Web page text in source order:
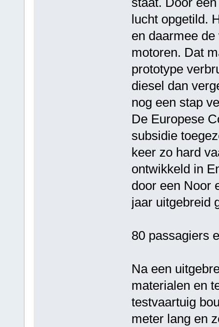
lucht opgetild.
en daarmee
motoren. Dat
prototype
diesel dan
nog een stap
De Europese
subsidie
keer zo hard
ontwikkeld in
door een Noor
jaar uitgebreid
80 passagiers
Na een
materialen en
testvaartuig
meter lang en